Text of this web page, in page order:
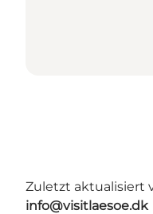
Zuletzt aktualisiert
info@visitlaesoe.dk